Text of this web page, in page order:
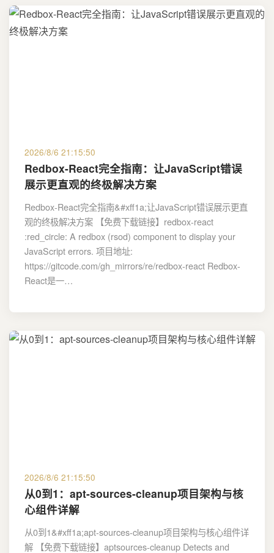
2026/8/6 21:15:50
Redbox-React完全指南：让JavaScript错误
展示更直观的终极解决方案
Redbox-React完全指南&#xff1a;让JavaScript错误展示更直
观的终极解决方案 【免费下载链接】redbox-react
:red_circle: A redbox (rsod) component to display your
JavaScript errors. 项目地址:
https://gitcode.com/gh_mirrors/re/redbox-react Redbox-
React是一…
2026/8/6 21:15:50
从0到1：apt-sources-cleanup项目架构与核
心组件详解
从0到1&#xff1a;apt-sources-cleanup项目架构与核心组件详
解 【免费下载链接】aptsources-cleanup Detects and